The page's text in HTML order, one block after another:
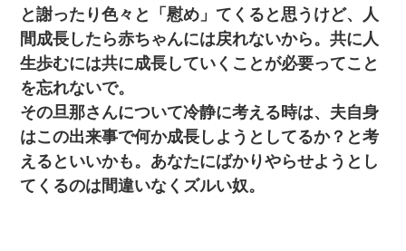
と謝ったり色々と「慰め」てくると思うけど、人
間成長したら赤ちゃんには戻れないから。共に人
生歩むには共に成長していくことが必要ってこと
を忘れないで。
その旦那さんについて冷静に考える時は、夫自身
はこの出来事で何か成長しようとしてるか？と考
えるといいかも。あなたにばかりやらせようとし
てくるのは間違いなくズルい奴。